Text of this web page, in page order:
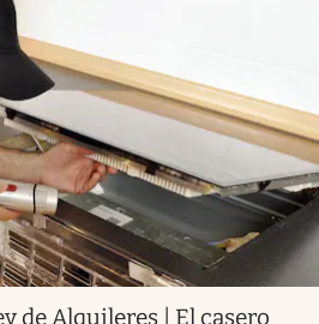
de Alquileres | El casero